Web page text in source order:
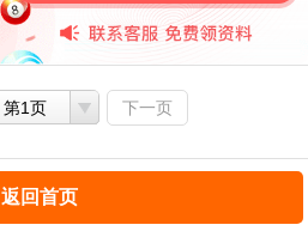
第1页 下一页
返回首页